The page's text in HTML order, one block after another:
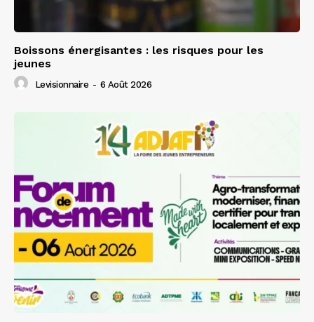
Boissons énergisantes : les risques pour les
jeunes
Levisionnaire - 6 Août 2026